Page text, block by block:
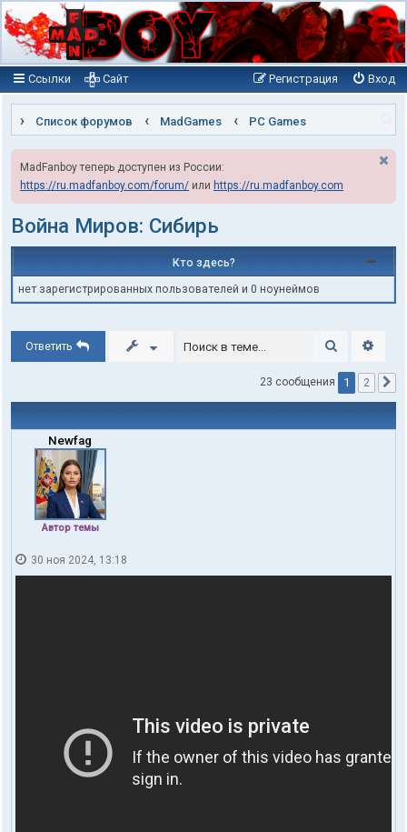
Ссылки Вход
Регистрация
Сайт
Список форумов MadGames PC Games
MadFanboy теперь доступен из России:
https://ru.madfanboy.com/forum/ или https://ru.madfanboy.com
Война Миров: Сибирь
Кто здесь?
нет зарегистрированных пользователей и 0 ноунеймов
Ответить Поиск
23 сообщения 1 2
Newfag
Автор темы
30 ноя 2024, 13:18